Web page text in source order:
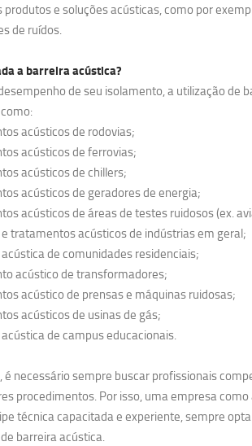
e soluções acústicas, como por
de ruídos.
a barreira acústica?
de seu isolamento, a utilização de
acústicos de rodovias;
acústicos de ferrovias;
acústicos de chillers;
acústicos de geradores de energia;
acústicos de áreas de testes ruidosos (ex.
tratamentos acústicos de indústrias em geral;
de comunidades residenciais;
acústico de transformadores;
acústico de prensas e máquinas ruidosas;
acústicos de usinas de gás;
de campus educacionais.
é necessário sempre buscar profissionais
procedimentos. Por isso, uma empresa
técnica capacitada e experiente, sempre
barreira acústica.